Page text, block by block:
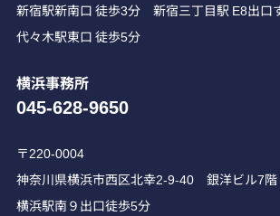
新宿駅新南口 徒歩3分 新宿三丁目駅 E8出口
代々木駅東口 徒歩5分
横浜事務所
045-628-9650
〒220-0004
神奈川県横浜市西区北幸2-9-40 銀洋ビル7階
横浜駅南９出口徒歩5分